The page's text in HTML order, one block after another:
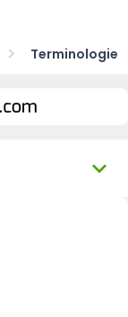
Terminologie
expand_more